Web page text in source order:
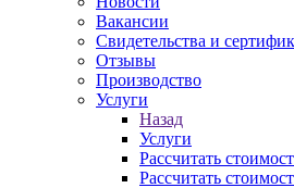
Вакансии
Свидетельства и
Отзывы
Производство
Услуги
Назад
Услуги
Рассчитать
Рассчитать